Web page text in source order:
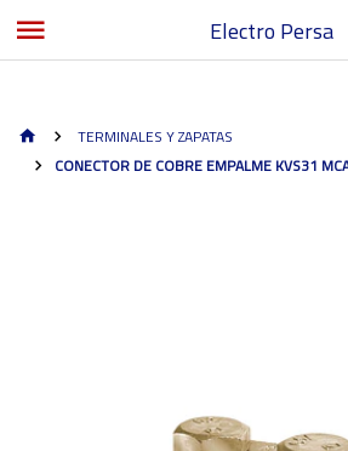
Electro Persa
TERMINALES Y ZAPATAS
CONECTOR DE COBRE EMPALME KVS31